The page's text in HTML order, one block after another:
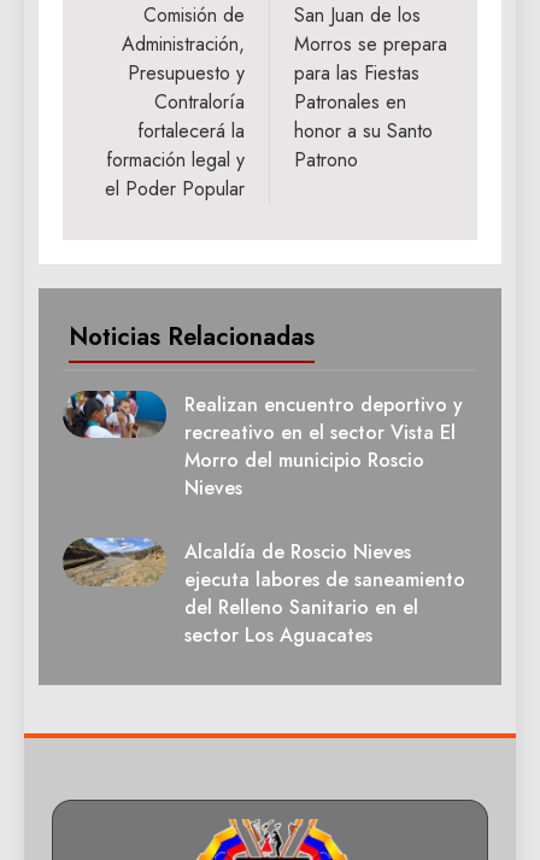
entradas
Comisión de
Administración,
Presupuesto y
Contraloría
fortalecerá la
formación legal y
el Poder Popular
‎San Juan de los
Morros se prepara
para las Fiestas
Patronales en
honor a su Santo
Patrono
Noticias Relacionadas
Realizan encuentro deportivo y
recreativo en el sector Vista El
Morro del municipio Roscio
Nieves
Alcaldía de Roscio Nieves
ejecuta labores de saneamiento
del Relleno Sanitario en el
sector Los Aguacates